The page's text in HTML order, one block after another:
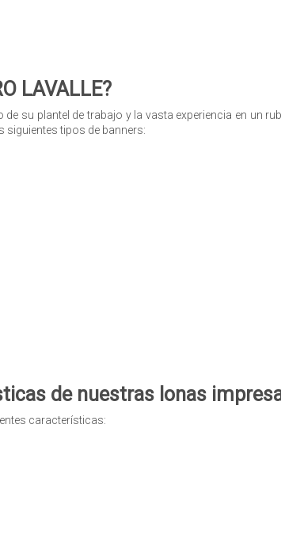
LAVALLE?
su plantel de trabajo y la vasta experiencia en un
siguientes tipos de banners:
de nuestras lonas
características: